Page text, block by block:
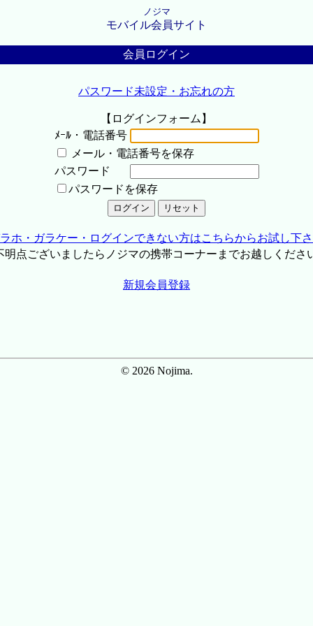
ノジマ
モバイル会員サイト
会員ログイン
パスワード未設定・お忘れの方
【ログインフォーム】
ﾒｰﾙ・電話番号
メール・電話番号を保存
パスワード
パスワードを保存
ホ・ガラケー・ログインできない方はこちらからお試し下
点ございましたらノジマの携帯コーナーまでお越しくださ
新規会員登録
© 2026 Nojima.